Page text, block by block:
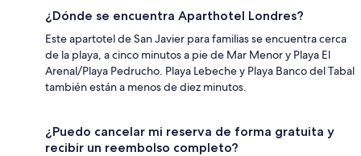
¿Dónde se encuentra Aparthotel Londres?
Este apartotel de San Javier para familias se encuentra cerca
de la playa, a cinco minutos a pie de Mar Menor y Playa El
Arenal/Playa Pedrucho. Playa Lebeche y Playa Banco del Tabal
también están a menos de diez minutos.
¿Puedo cancelar mi reserva de forma gratuita y
recibir un reembolso completo?